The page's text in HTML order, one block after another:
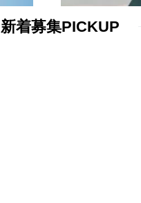
新着募集PICKUP